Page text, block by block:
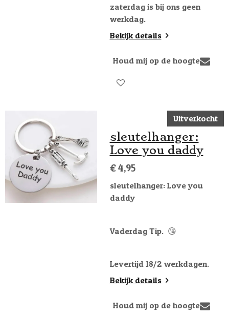
zaterdag is bij ons geen
werkdag.
Bekijk details
Houd mij op de hoogte
Uitverkocht
sleutelhanger:
Love you daddy
€ 4,95
sleutelhanger: Love you
daddy
Vaderdag Tip. 😘
Levertijd 18/2 werkdagen.
Bekijk details
Houd mij op de hoogte